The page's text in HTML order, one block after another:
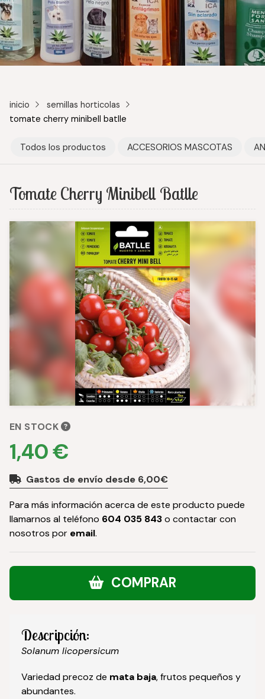
inicio
semillas horticolas
tomate cherry minibell batlle
Todos los productos ACCESORIOS MASCOTAS
Tomate Cherry Minibell Batlle
EN STOCK
1,40 €
Gastos de envío desde 6,00€
Para más información acerca de este producto puede
llamarnos al teléfono 604 035 843o contactar con
nosotros por email.
COMPRAR
Descripción:
Solanum licopersicum
Variedad precoz de mata baja, frutos pequeños y
abundantes.